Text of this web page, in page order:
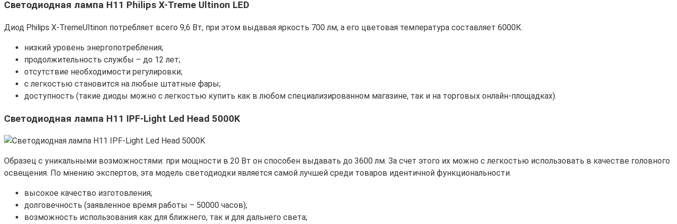
Светодиодная лампа H11 Philips X-Treme Ultinon LED
Диод Philips X-TremeUltinon потребляет всего 9,6 Вт, при этом выдавая яркость 700 лм, а его цветовая температура составляет 6000К.
низкий уровень энергопотребления;
продолжительность службы – до 12 лет;
отсутствие необходимости регулировки;
с легкостью становится на любые штатные фары;
доступность (такие диоды можно с легкостью купить как в любом специализированном магазине, так и на торговых онлайн-площадках).
Светодиодная лампа H11 IPF-Light Led Head 5000K
Образец с уникальными возможностями: при мощности в 20 Вт он способен выдавать до 3600 лм. За счет этого их можно с легкостью использовать в качестве головного
освещения. По мнению экспертов, эта модель светодиодки является самой лучшей среди товаров идентичной функциональности.
высокое качество изготовления;
долговечность (заявленное время работы – 50000 часов);
возможность использования как для ближнего, так и для дальнего света;